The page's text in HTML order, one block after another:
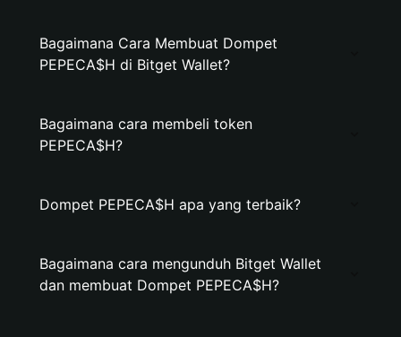
Bagaimana Cara Membuat Dompet
PEPECA$H di Bitget Wallet?
Bagaimana cara membeli token
PEPECA$H?
Dompet PEPECA$H apa yang terbaik?
Bagaimana cara mengunduh Bitget Wallet
dan membuat Dompet PEPECA$H?